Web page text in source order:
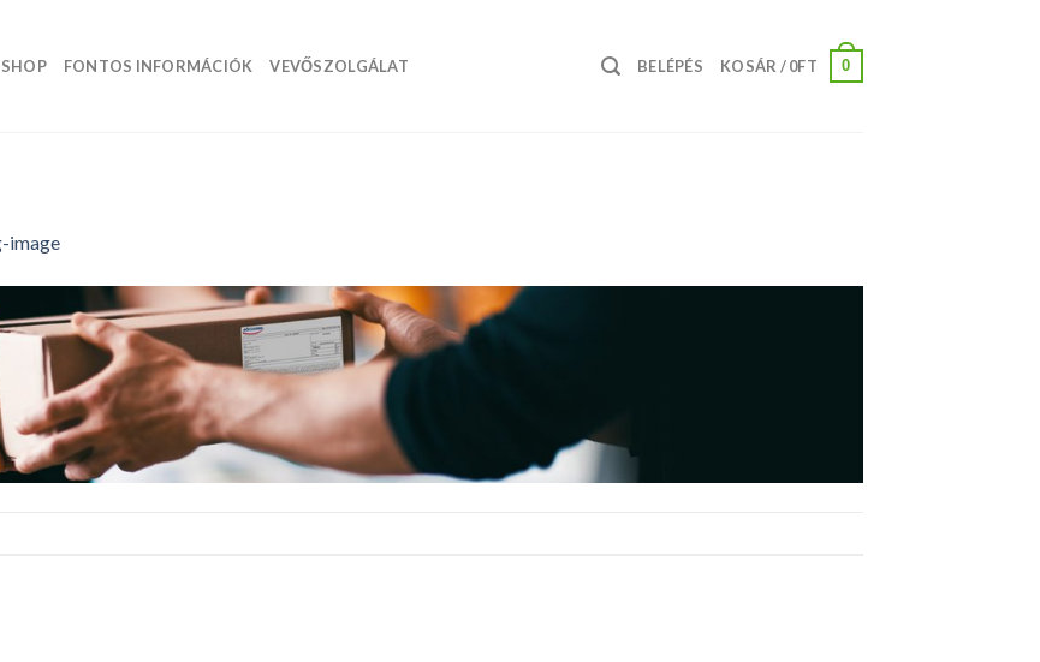
FONTOS INFORMÁCIÓK VEVŐSZOLGÁLAT BELÉPÉS KOSÁR /0FT 0
image